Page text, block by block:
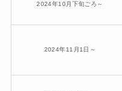
2024年10月下旬ごろ～
2024年11月1日～